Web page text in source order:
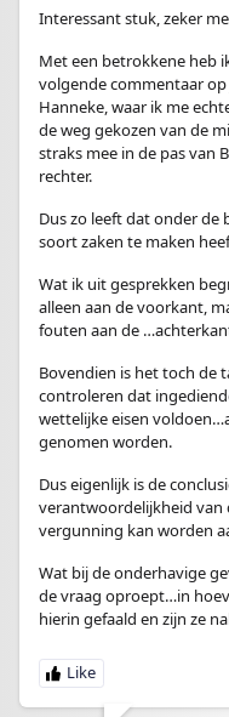
Interessant stuk, zeker
Met een betrokkene heb
volgende commentaar op
Hanneke, waar ik me
de weg gekozen van de
straks mee in de pas van
rechter.
Dus zo leeft dat onder
soort zaken te maken
Wat ik uit gesprekken
alleen aan de voorkant,
fouten aan de
Bovendien is het toch de
controleren dat
wettelijke eisen
genomen worden.
Dus eigenlijk is de
verantwoordelijkheid van
vergunning kan worden
Wat bij de onderhavige
de vraag oproept…in
hierin gefaald en zijn ze